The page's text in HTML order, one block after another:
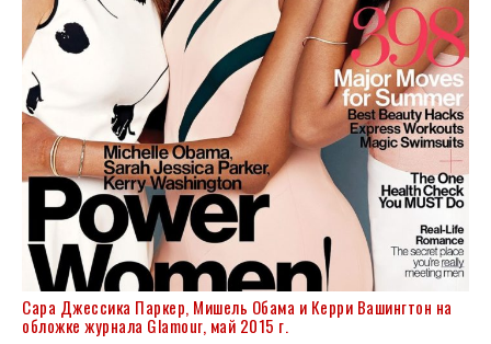
Сара Джессика Паркер, Мишель Обама и Керри Вашингтон на
обложке журнала Glamour, май 2015 г.